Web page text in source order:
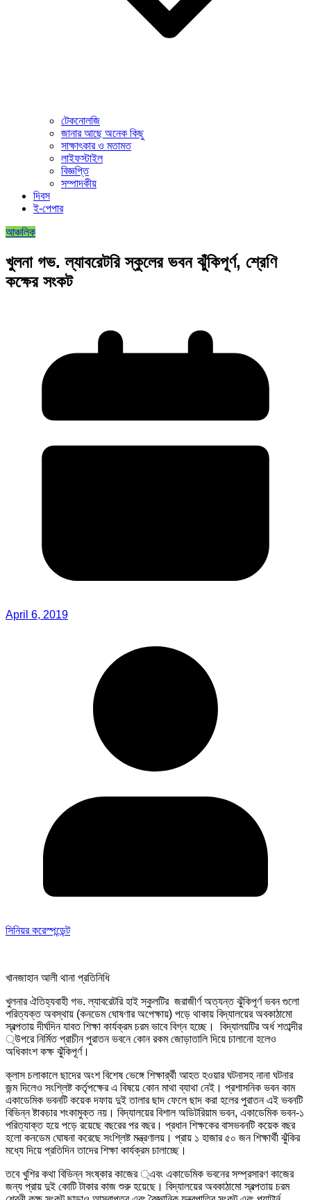
টেকনোলজি
জানার আছে অনেক কিছু
সাক্ষাৎকার ও মতামত
লাইফস্টাইল
বিজ্ঞপ্তি
সম্পাদকীয়
দিবস
ই-পেপার
আঞ্চলিক
খুলনা গভ. ল্যাবরেটরি স্কুলের ভবন ঝুঁকিপূর্ণ, শ্রেণি
কক্ষের সংকট
April 6, 2019
সিনিয়র করেস্পন্ডেন্ট
খানজাহান আলী থানা প্রতিনিধি
খুলনার ঐতিহ্যবাহী গভ. ল্যাবরেটরি হাই স্কুলটির জরাজীর্ণ অত্যন্ত ঝুঁকিপূর্ণ ভবন গুলো
পরিত্যক্ত অবস্থায় (কনডেম ঘোষণার অপেক্ষায়) পড়ে থাকায় বিদ্যালয়ের অবকাঠামো
স্বল্পতায় দীর্ঘদিন যাবত শিক্ষা কার্যক্রম চরম ভাবে বিগ্ন হচ্ছে। বিদ্যালয়টির অর্ধ শতাব্দীর
্উপরে নির্মিত প্রাচীন পুরাতন ভবনে কোন রকম জোড়াতালি দিয়ে চালানো হলেও
অধিকাংশ কক্ষ ঝুঁকিপূর্ণ।
ক্লাস চলাকালে ছাদের অংশ বিশেষ ভেঙ্গে শিক্ষার্র্থী আহত হওয়ার ঘটনাসহ নানা ঘটনার
জন্ম দিলেও সংশ্লিষ্ট কর্তৃপক্ষের এ বিষয়ে কোন মাথা ব্যাথা নেই। প্রশাসনিক ভবন কাম
একাডেমিক ভবনটি কয়েক দফায় দুই তালার ছাদ ফেলে ছাদ করা হলের পুরাতন এই ভবনটি
বিভিন্ন ষ্টাকচার শংকামুক্ত নয়। বিদ্যালয়ের বিশাল অডিটরিয়াম ভবন, একাডেমিক ভবন-১
পরিত্যাক্ত হয়ে পড়ে রয়েছে বছরের পর বছর। প্রধান শিক্ষকের বাসভবনটি কয়েক বছর
হলো কনডেম ঘোষনা করেছে সংশ্লিষ্ট মন্ত্রণালয়। প্রায় ১ হাজার ৫০ জন শিক্ষার্থী ঝুঁকির
মধ্যে দিয়ে প্রতিদিন তাদের শিক্ষা কার্যক্রম চালাচ্ছে।
তবে খুশির কথা বিভিন্ন সংষ্কার কাজের ্এবং একাডেমিক ভবনের সম্প্রসারণ কাজের
জন্য প্রায় দুই কোটি টাকার কাজ শুরু হয়েছে। বিদ্যালয়ের অবকাঠামো স্বল্পতায় চরম